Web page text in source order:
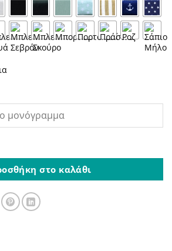
Με Χαραγμένο Μονόγραμμα
στο καλάθι